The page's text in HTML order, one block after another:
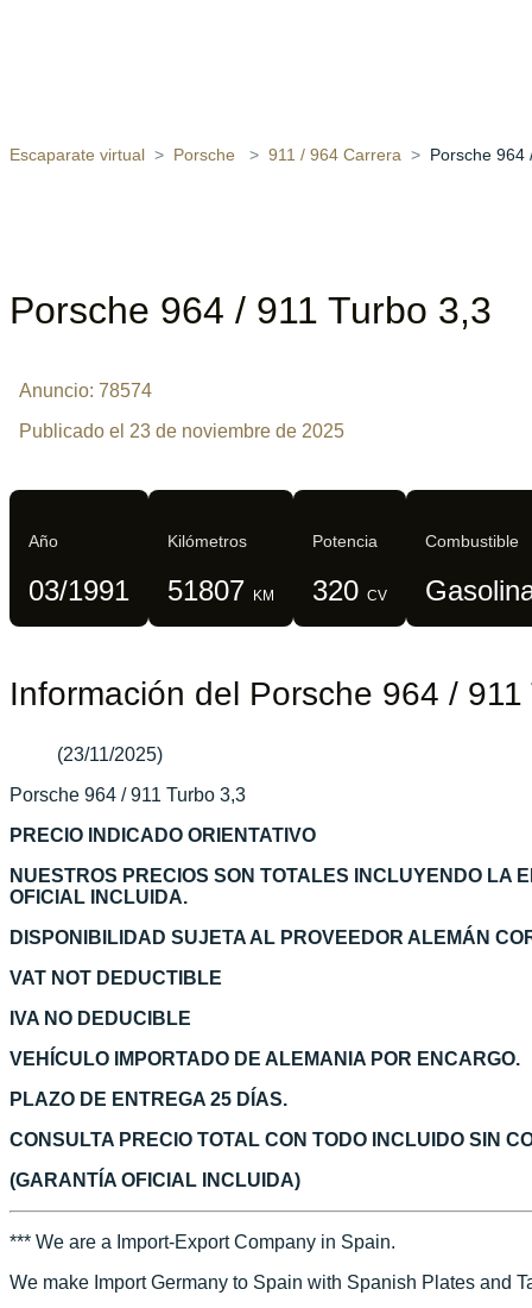
Escaparate virtual Porsche 911 / 964 Carrera
Porsche 964
Porsche 964 / 911 Turbo 3,3
Anuncio: 78574
Publicado el 23 de noviembre de 2025
Año
03/1991
Kilómetros
51807 KM
Potencia
320 CV
Combustible
Información del Porsche 964 / 911
(23/11/2025)
Porsche 964 / 911 Turbo 3,3
PRECIO INDICADO ORIENTATIVO
NUESTROS PRECIOS SON TOTALES INCLUYENDO LA
OFICIAL INCLUIDA.
DISPONIBILIDAD SUJETA AL PROVEEDOR ALEMÁN
VAT NOT DEDUCTIBLE
IVA NO DEDUCIBLE
VEHÍCULO IMPORTADO DE ALEMANIA POR ENCARGO.
PLAZO DE ENTREGA 25 DÍAS.
CONSULTA PRECIO TOTAL CON TODO INCLUIDO SIN
(GARANTÍA OFICIAL INCLUIDA)
*** We are a Import-Export Company in Spain.
We make Import Germany to Spain with Spanish Plates and